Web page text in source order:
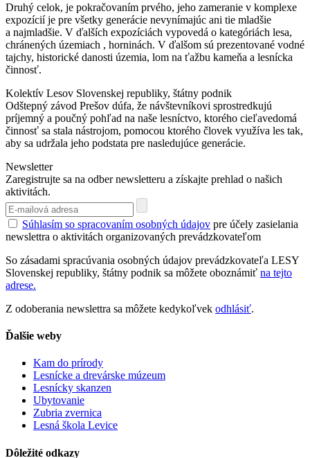
Druhý celok, je pokračovaním prvého, jeho zameranie v komplexe
expozícií je pre všetky generácie nevynímajúc ani tie mladšie
a najmladšie. V ďalších expozíciách vypovedá o kategóriách lesa,
chránených územiach , horninách. V ďalšom sú prezentované vodné
tajchy, historické danosti územia, lom na ťažbu kameňa a lesnícka
činnosť.
Kolektív Lesov Slovenskej republiky, štátny podnik
Odštepný závod Prešov dúfa, že návštevníkovi sprostredkujú
príjemný a poučný pohľad na naše lesníctvo, ktorého cieľavedomá
činnosť sa stala nástrojom, pomocou ktorého človek využíva les tak,
aby sa udržala jeho podstata pre nasledujúce generácie.
Newsletter
Zaregistrujte sa na odber newsletteru a získajte prehlad o našich
aktivitách.
Súhlasím so spracovaním osobných údajov pre účely zasielania
newslettra o aktivitách organizovaných prevádzkovateľom
So zásadami spracúvania osobných údajov prevádzkovateľa LESY
Slovenskej republiky, štátny podnik sa môžete oboznámiť na tejto
adrese.
Z odoberania newslettra sa môžete kedykoľvek odhlásiť.
Ďalšie weby
Kam do prírody
Lesnícke a drevárske múzeum
Lesnícky skanzen
Ubytovanie
Zubria zvernica
Lesná škola Levice
Dôležité odkazy